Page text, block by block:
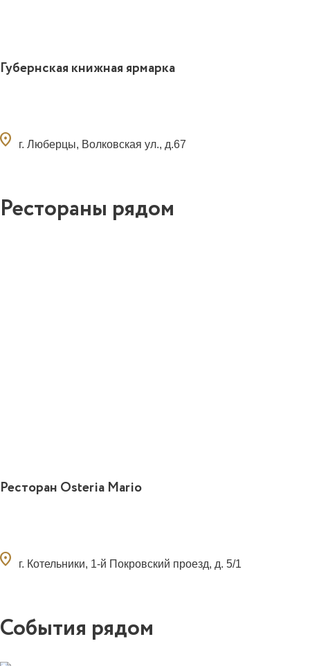
Губернская книжная ярмарка
г. Люберцы, Волковская ул., д.67
Рестораны рядом
Ресторан Osteria Mario
г. Котельники, 1-й Покровский проезд, д. 5/1
События рядом